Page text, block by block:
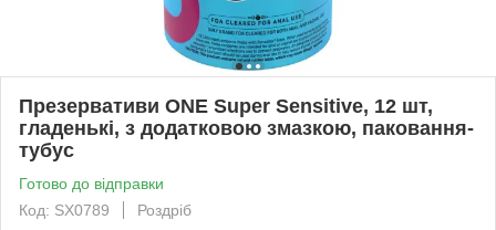
Презервативи ONE Super Sensitive, 12 шт,
гладенькі, з додатковою змазкою, паковання-
тубус
Готово до відправки
Код: SX0789
Роздріб